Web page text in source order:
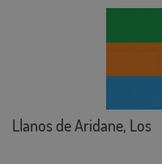
Llanos de Aridane, Los